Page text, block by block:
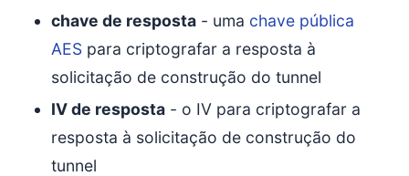
chave de resposta - uma chave pública
AES para criptografar a resposta à
solicitação de construção do tunnel
IV de resposta - o IV para criptografar a
resposta à solicitação de construção do
tunnel